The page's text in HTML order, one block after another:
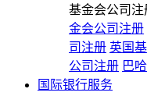
基金会公司注
金会公司注册
司注册 英国
公司注册 巴
国际银行服务